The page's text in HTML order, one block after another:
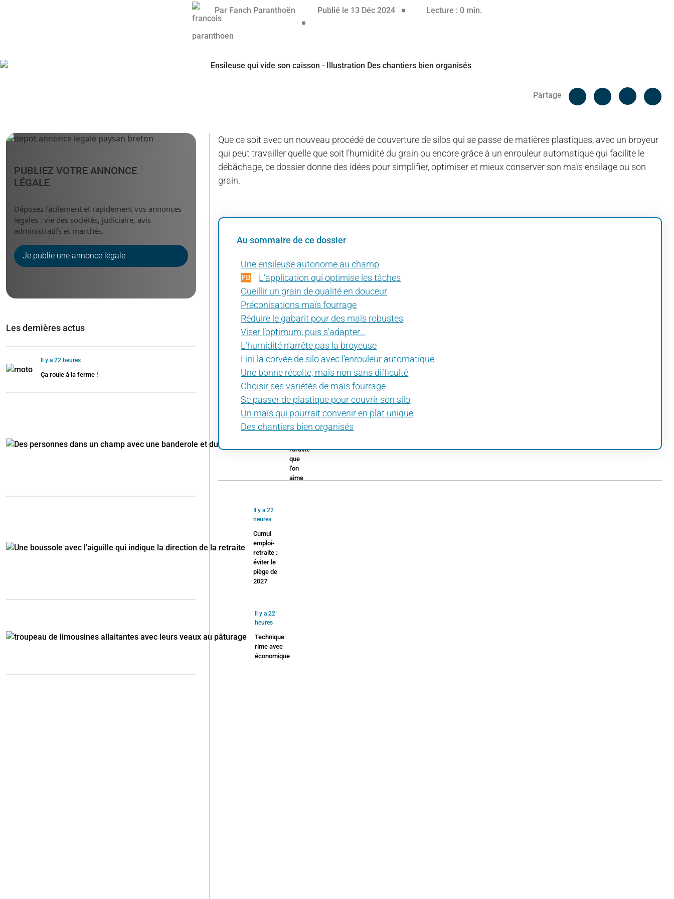
Par Fanch Paranthoën Publié le 13 Déc 202412 décembre 2024
Lecture : 0 min.
Partage
Facebook
Que ce soit avec un nouveau procédé de couverture de silos qui se passe de matières plastiques, avec un broyeur
qui peut travailler quelle que soit l’humidité du grain ou encore grâce à un enrouleur automatique qui facilite le
débâchage, ce dossier donne des idées pour simplifier, optimiser et mieux conserver son maïs ensilage ou son
grain.
Au sommaire de ce dossier
Une ensileuse autonome au champ
L’application qui optimise les tâches
Cueillir un grain de qualité en douceur
Préconisations maïs fourrage
Réduire le gabarit pour des maïs robustes
Viser l’optimum, puis s’adapter…
L’humidité n’arrête pas la broyeuse
Fini la corvée de silo avec l’enrouleur automatique
Une bonne récolte, mais non sans difficulté
Choisir ses variétés de maïs fourrage
Se passer de plastique pour couvrir son silo
Un maïs qui pourrait convenir en plat unique
Des chantiers bien organisés
PUBLIEZ VOTRE ANNONCE
LÉGALE
Déposez facilement et rapidement vos annonces
légales : vie des sociétés, judiciaire, avis
administratifs et marchés.
Je publie une annonce légale
Les dernières actus
Il y a 22 heures
Ça roule à la ferme !
Il y a 22
heures
Garder
ruralité
que
l’on
aime
Il y a 22
heures
Cumul
emploi-
retraite :
éviter le
piège de
2027
Il y a 22
heures
Technique
rime avec
économique